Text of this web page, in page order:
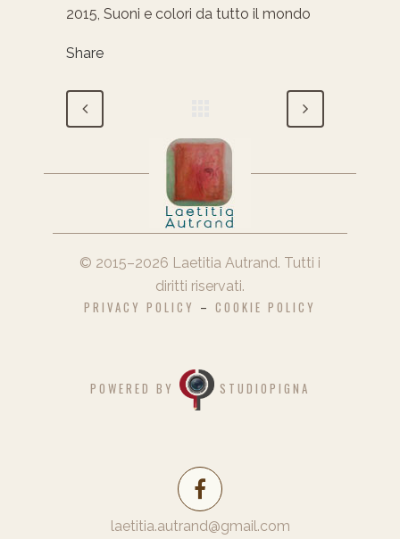
2015, Suoni e colori da tutto il mondo
Share
© 2015–2026 Laetitia Autrand. Tutti i
diritti riservati.
PRIVACY POLICY – COOKIE POLICY
POWERED BY STUDIOPIGNA
laetitia.autrand@gmail.com